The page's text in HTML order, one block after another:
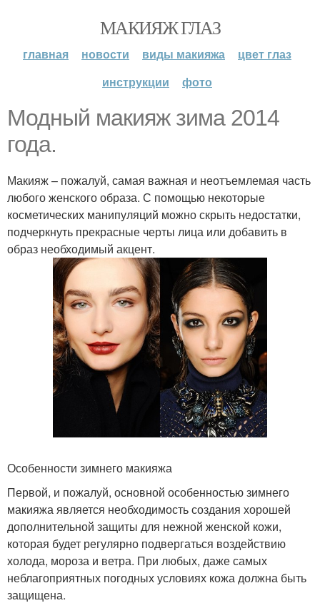
МАКИЯЖ ГЛАЗ
главная новости виды макияжа
цвет глаз
инструкции
фото
Модный макияж зима 2014
года.
Макияж – пожалуй, самая важная и неотъемлемая часть
любого женского образа. С помощью некоторые
косметических манипуляций можно скрыть недостатки,
подчеркнуть прекрасные черты лица или добавить в
образ необходимый акцент.
Особенности зимнего макияжа
Первой, и пожалуй, основной особенностью зимнего
макияжа является необходимость создания хорошей
дополнительной защиты для нежной женской кожи,
которая будет регулярно подвергаться воздействию
холода, мороза и ветра. При любых, даже самых
неблагоприятных погодных условиях кожа должна быть
защищена.